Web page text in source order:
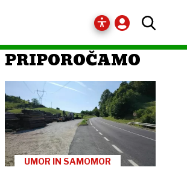
PRIPOROČAMO
UMOR IN SAMOMOR